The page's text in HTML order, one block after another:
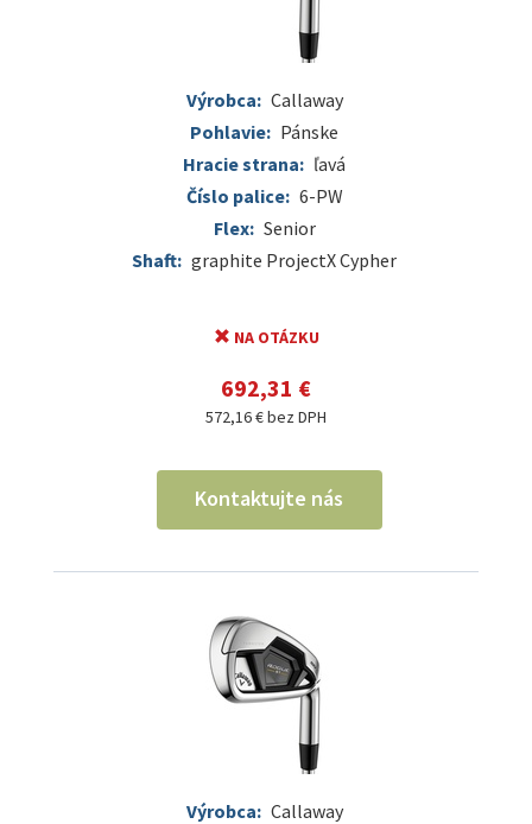
Výrobca: Callaway
Pohlavie: Pánske
Hracie strana: ľavá
Číslo palice: 6-PW
Flex: Senior
Shaft: graphite ProjectX Cypher
NA OTÁZKU
692,31 €
572,16 € bez DPH
Kontaktujte nás
Výrobca: Callaway